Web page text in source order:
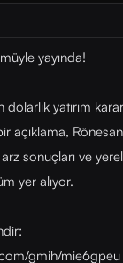
yayında!
yatırım
açıklama,
sonuçları ve
yer alıyor.
gmih/mie6gpeu